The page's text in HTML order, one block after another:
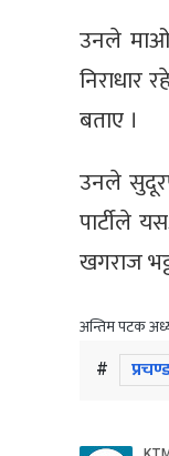
उनले
निराधार
बताए ।
उनले
पार्टीले
खगराज
अन्तिम पटक
# प्रचण्ड